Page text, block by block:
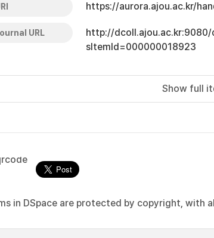
https://aurora.ajou.ac.kr/
URL
http://
sItemId=000000018923
Show full
in DSpace are protected by copyright, with